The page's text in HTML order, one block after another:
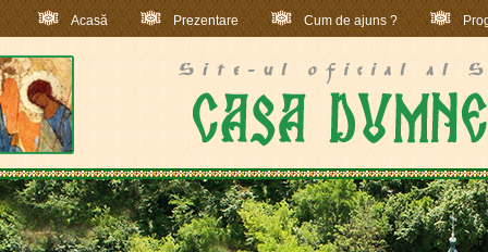
Acasă Prezentare Cum de ajuns ?